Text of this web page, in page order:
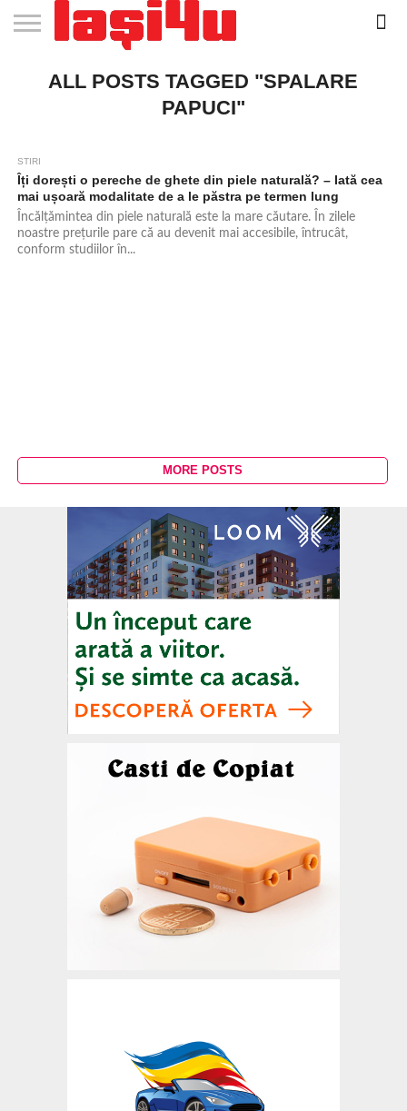
STIRI
APARTAMENTE
NOI IASI
STIRI
IASI
JOBS
FILME
LA
CLUBURI /
DISCOTECI
BARURI /
CAFENELE
SALI DE
FORTA
SALOANE DE
INFRUMUSETARE
AGENTII
DE
RESTAURANTE
IN IASI
PIZZA
PISCINA
IN IASI
FLORARII
RADIO
LIVE
SPALATORII
AUTO
TRACTARI
AUTO
TAXI
CINEMA
TEATRU
HOTELURI
TEREN
SPORTIV
TEREN
TENIS
FARMACII
NON
COFFEE-
TO-GO
FIRME DE
PUBLICITATE
RENT
ALL POSTS TAGGED "SPALARE
PAPUCI"
STIRI
Îți dorești o pereche de ghete din piele naturală? – Iată cea
mai ușoară modalitate de a le păstra pe termen lung
Încălțămintea din piele naturală este la mare căutare. În zilele
noastre prețurile pare că au devenit mai accesibile, întrucât,
conform studiilor în...
MORE POSTS